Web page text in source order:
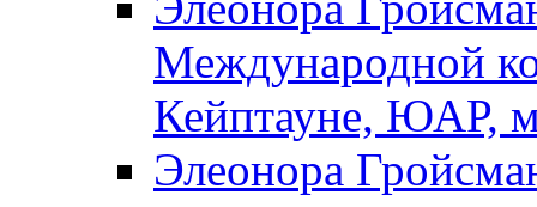
Международной
Кейптауне, ЮАР,
Элеонора